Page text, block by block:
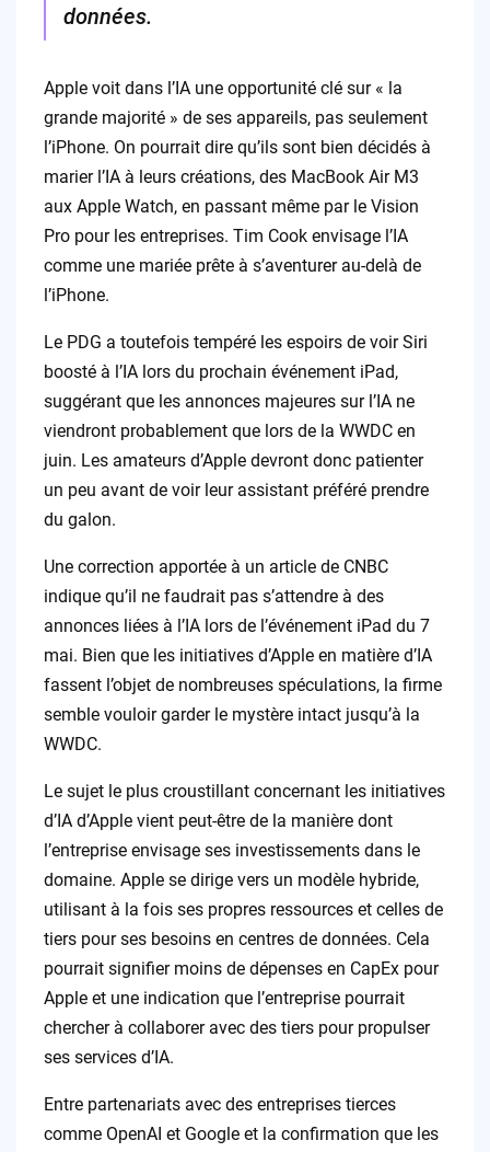
données.
Apple voit dans l’IA une opportunité clé sur « la
grande majorité » de ses appareils, pas seulement
l’iPhone. On pourrait dire qu’ils sont bien décidés à
marier l’IA à leurs créations, des MacBook Air M3
aux Apple Watch, en passant même par le Vision
Pro pour les entreprises. Tim Cook envisage l’IA
comme une mariée prête à s’aventurer au-delà de
l’iPhone.
Le PDG a toutefois tempéré les espoirs de voir Siri
boosté à l’IA lors du prochain événement iPad,
suggérant que les annonces majeures sur l’IA ne
viendront probablement que lors de la WWDC en
juin. Les amateurs d’Apple devront donc patienter
un peu avant de voir leur assistant préféré prendre
du galon.
Une correction apportée à un article de CNBC
indique qu’il ne faudrait pas s’attendre à des
annonces liées à l’IA lors de l’événement iPad du 7
mai. Bien que les initiatives d’Apple en matière d’IA
fassent l’objet de nombreuses spéculations, la firme
semble vouloir garder le mystère intact jusqu’à la
WWDC.
Le sujet le plus croustillant concernant les initiatives
d’IA d’Apple vient peut-être de la manière dont
l’entreprise envisage ses investissements dans le
domaine. Apple se dirige vers un modèle hybride,
utilisant à la fois ses propres ressources et celles de
tiers pour ses besoins en centres de données. Cela
pourrait signifier moins de dépenses en CapEx pour
Apple et une indication que l’entreprise pourrait
chercher à collaborer avec des tiers pour propulser
ses services d’IA.
Entre partenariats avec des entreprises tierces
comme OpenAI et Google et la confirmation que les